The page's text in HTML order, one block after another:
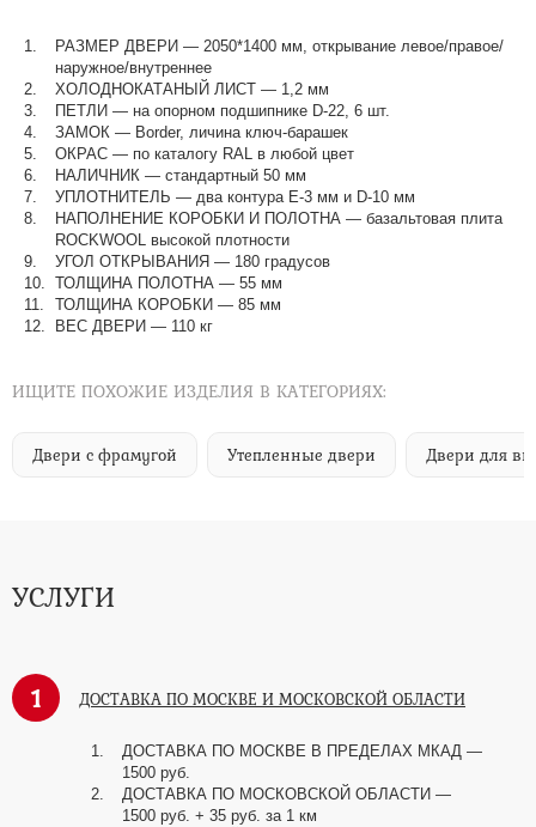
РАЗМЕР ДВЕРИ — 2050*1400 мм, открывание левое/правое/
наружное/внутреннее
ХОЛОДНОКАТАНЫЙ ЛИСТ — 1,2 мм
ПЕТЛИ — на опорном подшипнике D-22, 6 шт.
ЗАМОК — Border, личина ключ-барашек
ОКРАС — по каталогу RAL в любой цвет​​​​​​​
НАЛИЧНИК — стандартный 50 мм
УПЛОТНИТЕЛЬ — два контура Е-3 мм и D-10 мм
НАПОЛНЕНИЕ КОРОБКИ И ПОЛОТНА — базальтовая плита
ROCKWOOL высокой плотности
УГОЛ ОТКРЫВАНИЯ — 180 градусов
ТОЛЩИНА ПОЛОТНА — 55 мм
ТОЛЩИНА КОРОБКИ — 85 мм
ВЕС ДВЕРИ — 110 кг
ИЩИТЕ ПОХОЖИЕ ИЗДЕЛИЯ В КАТЕГОРИЯХ:
Двери с фрамугой Утепленные двери Двери для
УСЛУГИ
1 ДОСТАВКА ПО МОСКВЕ И МОСКОВСКОЙ ОБЛАСТИ
ДОСТАВКА ПО МОСКВЕ В ПРЕДЕЛАХ МКАД —
1500 руб.
ДОСТАВКА ПО МОСКОВСКОЙ ОБЛАСТИ —
1500 руб. + 35 руб. за 1 км